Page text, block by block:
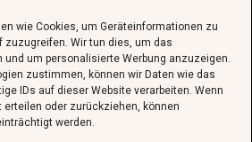
wie Cookies, um Geräteinformationen zu
zuzugreifen. Wir tun dies, um das
und um personalisierte Werbung anzuzeigen.
zustimmen, können wir Daten wie das
IDs auf dieser Website verarbeiten. Wenn
oder zurückziehen, können
werden.
24, 40667 Meerbusch
vereinbaren